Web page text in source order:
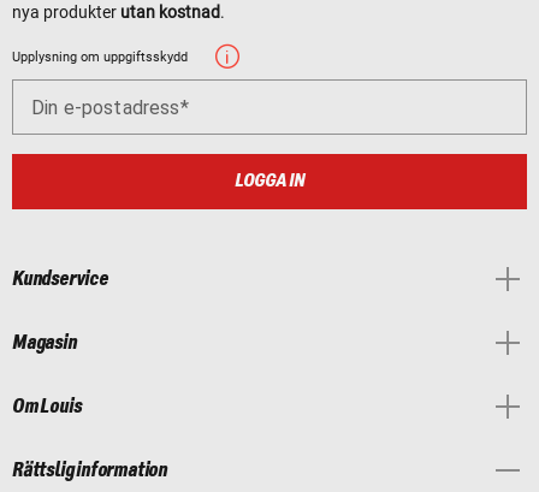
nya produkter utan kostnad.
Upplysning om uppgiftsskydd
Din e-postadress
LOGGA IN
Kundservice
Magasin
Om Louis
Rättslig information